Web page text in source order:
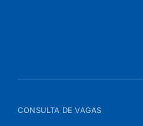
CONSULTA DE VAGAS